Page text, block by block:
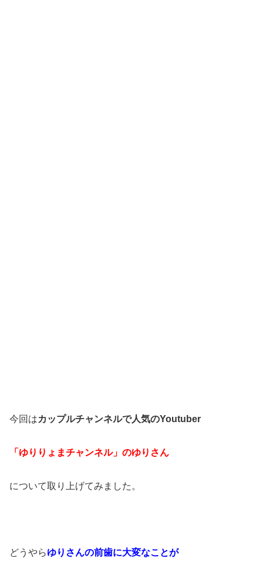
今回はカップルチャンネルで人気のYoutuber
「ゆりりょまチャンネル」のゆりさん
について取り上げてみました。
どうやらゆりさんの前歯に大変なことが